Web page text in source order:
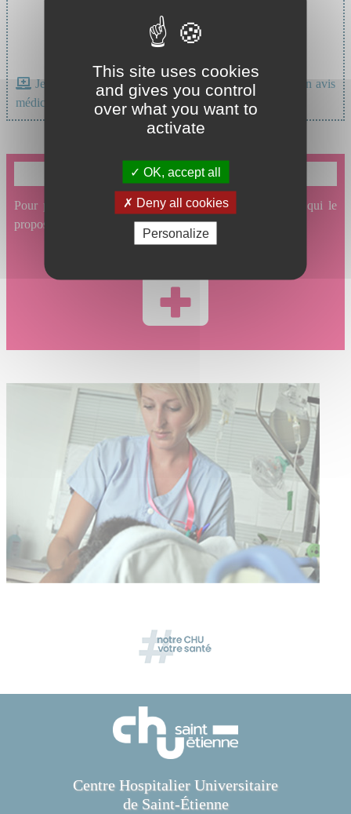
Je suis un professionnel de santé, je souhaite avoir un avis
médical
Je souhaite prendre un rendez-vous en ligne
Pour prendre un rendez-vous en ligne avec un service qui le
propose, cliquez ici.
Centre Hospitalier Universitaire
de Saint-Étienne
This site uses cookies
and gives you control
over what you want to
activate
OK, accept all
Deny all cookies
Personalize